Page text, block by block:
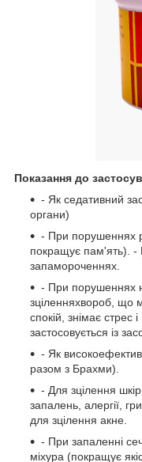
Показання до
- Як седативний
органи)
- При порушеннях
покращує пам'ять). -
запамороченнях.
- При порушеннях
зціленняхвороб, що
спокій, знімає
застосовується із
- Як
разом з Брахми).
- Для зцілення
запалень, алергії,
для зцілення акне.
- При запаленні
міхура (покращує